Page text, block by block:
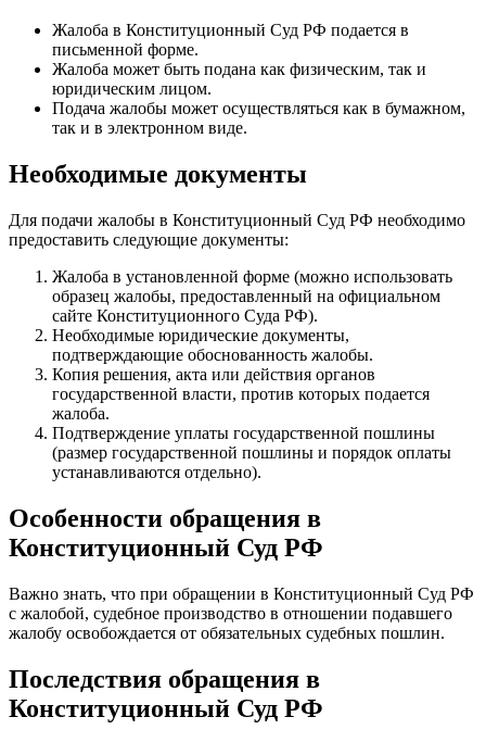
Жалоба в Конституционный Суд РФ подается в
письменной форме.
Жалоба может быть подана как физическим, так и
юридическим лицом.
Подача жалобы может осуществляться как в бумажном,
так и в электронном виде.
Необходимые документы
Для подачи жалобы в Конституционный Суд РФ необходимо
предоставить следующие документы:
Жалоба в установленной форме (можно использовать
образец жалобы, предоставленный на официальном
сайте Конституционного Суда РФ).
Необходимые юридические документы,
подтверждающие обоснованность жалобы.
Копия решения, акта или действия органов
государственной власти, против которых подается
жалоба.
Подтверждение уплаты государственной пошлины
(размер государственной пошлины и порядок оплаты
устанавливаются отдельно).
Особенности обращения в
Конституционный Суд РФ
Важно знать, что при обращении в Конституционный Суд РФ
с жалобой, судебное производство в отношении подавшего
жалобу освобождается от обязательных судебных пошлин.
Последствия обращения в
Конституционный Суд РФ